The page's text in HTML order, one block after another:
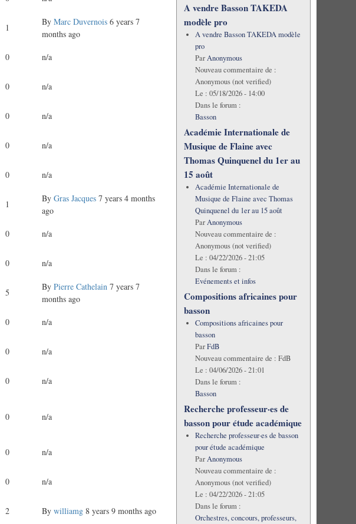
1
ByMarc Duvernois 6 years 7
months ago
0 n/a
0 n/a
0 n/a
0 n/a
0 n/a
1
ByGras Jacques 7 years 4 months
ago
0 n/a
0 n/a
5
ByPierre Cathelain 7 years 7
months ago
0 n/a
0 n/a
0 n/a
0 n/a
0 n/a
0 n/a
2 Bywilliamg 8 years 9 months ago
A vendre Basson TAKEDA
modèle pro
A vendre Basson TAKEDA modèle
pro
ParAnonymous
Nouveau commentaire de :
Anonymous (not verified)
Le : 05/18/2026 - 14:00
Dans le forum :
Basson
Académie Internationale de
Musique de Flaine avec
Thomas Quinquenel du 1er au
15 août
Académie Internationale de
Musique de Flaine avec Thomas
Quinquenel du 1er au 15 août
ParAnonymous
Nouveau commentaire de :
Anonymous (not verified)
Le : 04/22/2026 - 21:05
Dans le forum :
Evénements et infos
Compositions africaines pour
basson
Compositions africaines pour
basson
ParFdB
Nouveau commentaire de : FdB
Le : 04/06/2026 - 21:01
Dans le forum :
Basson
Recherche professeur·es de
basson pour étude académique
Recherche professeur·es de basson
pour étude académique
ParAnonymous
Nouveau commentaire de :
Anonymous (not verified)
Le : 04/22/2026 - 21:05
Dans le forum :
Orchestres, concours, professeurs,